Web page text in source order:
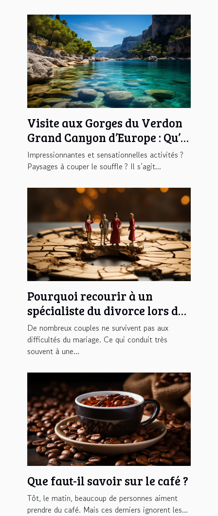
Visite aux Gorges du Verdon
Grand Canyon d’Europe : Qu’y
trouverez-vous ?
Impressionnantes et sensationnelles activités ?
Paysages à couper le souffle ? Il s’agit...
Pourquoi recourir à un
spécialiste du divorce lors de
la séparation ?
De nombreux couples ne survivent pas aux
difficultés du mariage. Ce qui conduit très
souvent à une...
Que faut-il savoir sur le café ?
Tôt, le matin, beaucoup de personnes aiment
prendre du café. Mais ces derniers ignorent les...